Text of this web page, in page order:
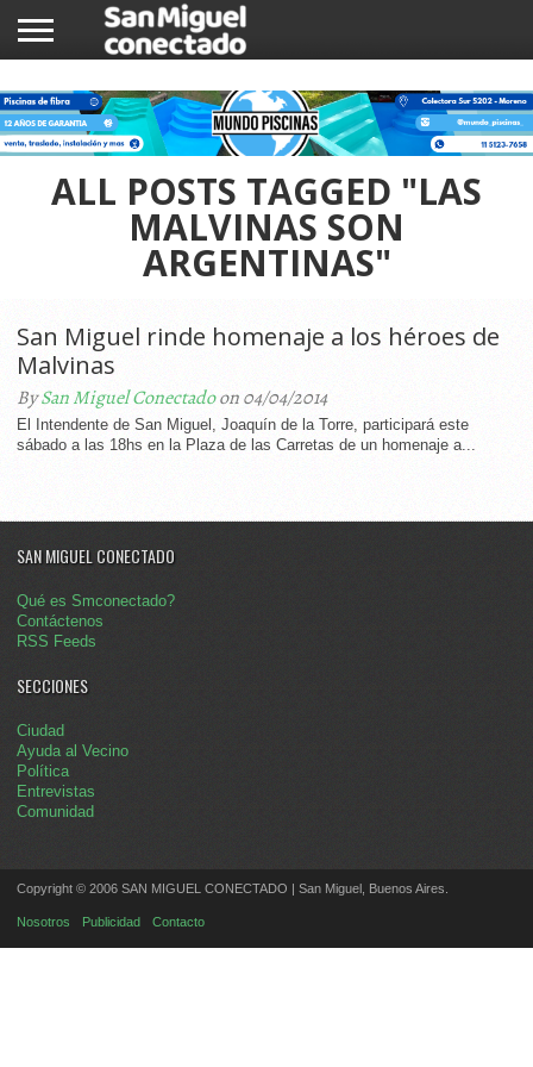
NOTICIAS
COMUNIDAD
COMERCIOS
ALL POSTS TAGGED "LAS
MALVINAS SON
ARGENTINAS"
San Miguel rinde homenaje a los héroes de
Malvinas
BySan Miguel Conectadoon 04/04/2014
El Intendente de San Miguel, Joaquín de la Torre, participará este
sábado a las 18hs en la Plaza de las Carretas de un homenaje a...
SAN MIGUEL CONECTADO
Qué es Smconectado?
Contáctenos
RSS Feeds
SECCIONES
Ciudad
Ayuda al Vecino
Política
Entrevistas
Comunidad
Copyright © 2006 SAN MIGUEL CONECTADO | San Miguel, Buenos Aires.
Nosotros Publicidad Contacto